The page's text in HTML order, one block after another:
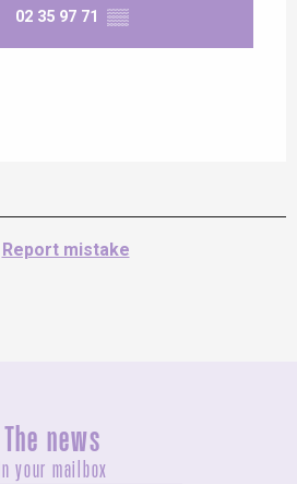
02 35 97 71 ▒▒
Report mistake
The news
In your mailbox